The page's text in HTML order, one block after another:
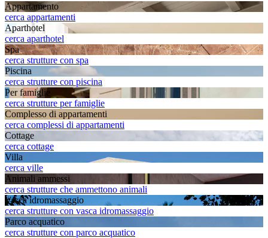
Appartamento
cerca appartamenti
Aparthotel
cerca aparthotel
Spa
cerca strutture con spa
Piscina
cerca strutture con piscina
Per famiglie
cerca strutture per famiglie
Complesso di appartamenti
cerca complessi di appartamenti
Cottage
cerca cottage
Villa
cerca ville
Animali ammessi
cerca strutture che ammettono animali
Vasca idromassaggio
cerca strutture con vasca idromassaggio
Parco acquatico
cerca strutture con parco acquatico